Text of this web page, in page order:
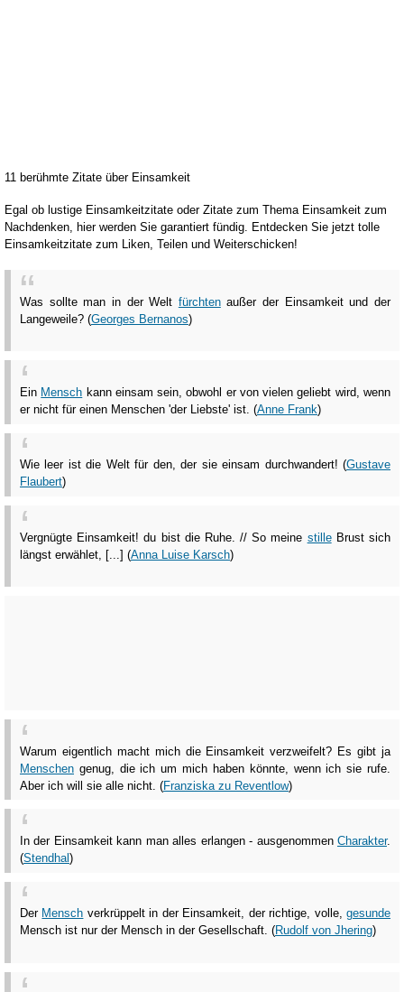
11 berühmte Zitate über Einsamkeit
Egal ob lustige Einsamkeitzitate oder Zitate zum Thema Einsamkeit zum
Nachdenken, hier werden Sie garantiert fündig. Entdecken Sie jetzt tolle
Einsamkeitzitate zum Liken, Teilen und Weiterschicken!
Was sollte man in der Welt fürchtenaußer der Einsamkeit und der
Langeweile? (Georges Bernanos)
Ein Mensch kann einsam sein, obwohl er von vielen geliebt wird, wenn
er nicht für einen Menschen 'der Liebste' ist. (Anne Frank)
Wie leer ist die Welt für den, der sie einsam durchwandert! (Gustave
Flaubert)
Vergnügte Einsamkeit! du bist die Ruhe. // So meine stilleBrust sich
längst erwählet, [...] (Anna Luise Karsch)
Warum eigentlich macht mich die Einsamkeit verzweifelt? Es gibt ja
Menschen genug, die ich um mich haben könnte, wenn ich sie rufe.
Aber ich will sie alle nicht. (Franziska zu Reventlow)
In der Einsamkeit kann man alles erlangen - ausgenommen Charakter.
(Stendhal)
Der Mensch verkrüppelt in der Einsamkeit, der richtige, volle,gesunde
Mensch ist nur der Mensch in der Gesellschaft. (Rudolf von Jhering)